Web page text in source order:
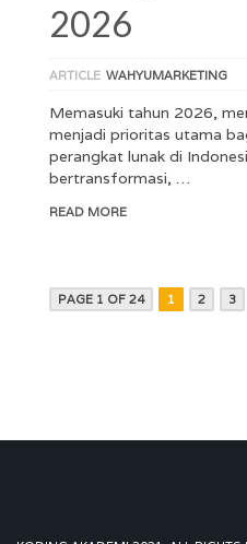
2026
ARTICLE WAHYUMARKETING
Memasuki tahun 2026,
menjadi prioritas utama
perangkat lunak di
bertransformasi, …
READ MORE
PAGE 1 OF 24 1 2 3